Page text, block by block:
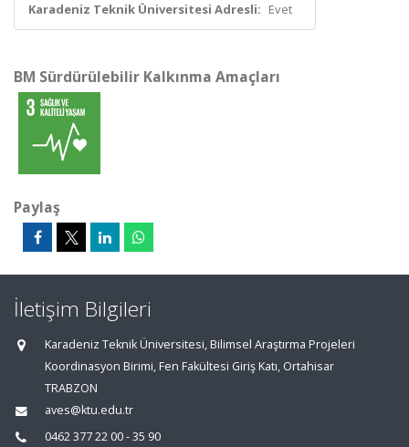
Karadeniz Teknik Üniversitesi Adresli: Evet
BM Sürdürülebilir Kalkınma Amaçları
Paylaş
İletişim Bilgileri
Karadeniz Teknik Üniversitesi, Bilimsel Araştırma Projeleri
Koordinasyon Birimi, Fen Fakültesi Giriş Katı, Ortahisar
TRABZON
aves@ktu.edu.tr
0462 377 22 00 - 35 90